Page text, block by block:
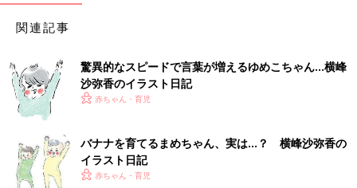
関連記事
驚異的なスピードで言葉が増えるゆめこちゃん…横峰
沙弥香のイラスト日記
赤ちゃん・育児
バナナを育てるまめちゃん、実は…？ 横峰沙弥香の
イラスト日記
赤ちゃん・育児